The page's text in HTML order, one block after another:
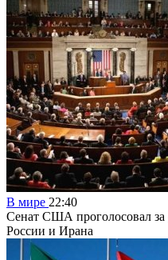
В мире 22:40
Сенат США проголосовал за
России и Ирана